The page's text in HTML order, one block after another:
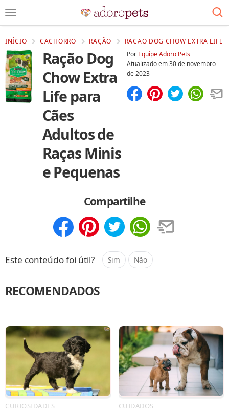
INÍCIO CACHORRO RAÇÃO RACAO DOG CHOW EXTRA LIFE
Ração Dog
Chow Extra
Life para
Cães
Adultos de
Raças Minis
e Pequenas
Por Equipe Adoro Pets
Atualizado em30 de novembro
de 2023
Compartilhe
Este conteúdo foi útil? Sim Não
RECOMENDADOS
CURIOSIDADES CUIDADOS